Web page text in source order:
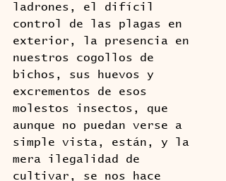
ladrones, el difícil
control de las plagas en
exterior, la presencia en
nuestros cogollos de
bichos, sus huevos y
excrementos de esos
molestos insectos, que
aunque no puedan verse a
simple vista, están, y la
mera ilegalidad de
cultivar, se nos hace